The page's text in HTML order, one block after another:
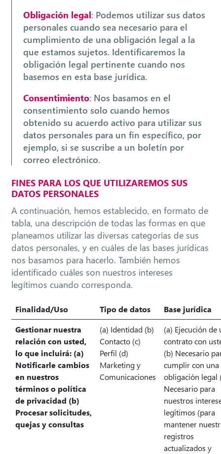
Obligación legal: Podemos utilizar sus datos
personales cuando sea necesario para el
cumplimiento de una obligación legal a la
que estamos sujetos. Identificaremos la
obligación legal pertinente cuando nos
basemos en esta base jurídica.
Consentimiento: Nos basamos en el
consentimiento solo cuando hemos
obtenido su acuerdo activo para utilizar sus
datos personales para un fin específico, por
ejemplo, si se suscribe a un boletín por
correo electrónico.
FINES PARA LOS QUE UTILIZAREMOS SUS
DATOS PERSONALES
A continuación, hemos establecido, en formato de
tabla, una descripción de todas las formas en que
planeamos utilizar las diversas categorías de sus
datos personales, y en cuáles de las bases jurídicas
nos basamos para hacerlo. También hemos
identificado cuáles son nuestros intereses
legítimos cuando corresponda.
Finalidad/Uso Tipo de datos
Base jurídica
Gestionar nuestra
relación con usted,
lo que incluirá: (a)
Notificarle cambios
en nuestros
términos o política
de privacidad (b)
Procesar solicitudes,
quejas y consultas
(a) Identidad (b)
Contacto (c)
Perfil (d)
Marketing y
Comunicaciones
(a) Ejecución de
contrato con
(b) Necesario
cumplir con una
obligación legal
Necesario para
nuestros
legítimos (para
mantener
registros
actualizados y